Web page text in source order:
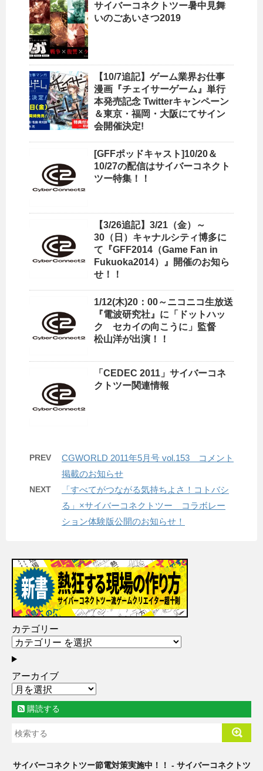
サイバーコネクトツー暑中見舞
いのごあいさつ2019
【10/7追記】ゲーム業界お仕事
漫画『チェイサーゲーム』単行
本発売記念 Twitterキャンペーン
＆東京・福岡・大阪にてサイン
会開催決定!
[GFFポッドキャスト]10/20＆
10/27の配信はサイバーコネクト
ツー特集！！
【3/26追記】3/21（金）～
30（日）キャナルシティ博多に
て『GFF2014（Game Fan in
Fukuoka2014）』開催のお知ら
せ！！
1/12(木)20：00～ニコニコ生放送
『電波研究社』に「ドットハッ
ク セカイの向こうに」監督
松山洋が出演！！
「CEDEC 2011」サイバーコネ
クトツー関連情報
PREV
CGWORLD 2011年5月号 vol.153 コメント
掲載のお知らせ
NEXT
「すべてがつながる気持ちよさ！コトバシ
る」×サイバーコネクトツー コラボレー
ション体験版公開のお知らせ！
カテゴリー
アーカイブ
購読する
サイバーコネクトツー節電対策実施中！！ - サイバーコネクトツ